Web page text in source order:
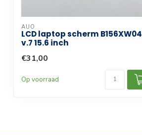
AUO
LCD laptop scherm B156XW04
v.7 15.6 inch
€31,00
Op voorraad